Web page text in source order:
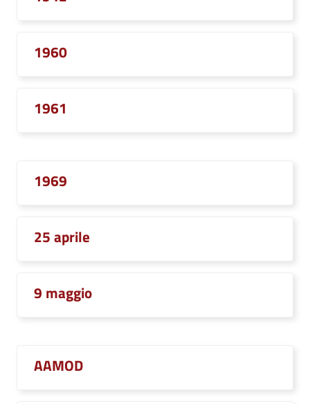
1960
1961
1969
25 aprile
9 maggio
AAMOD